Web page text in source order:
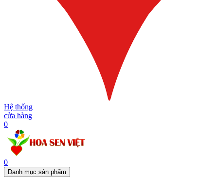
Hệ thống
cửa hàng
0
0
Danh mục sản phẩm